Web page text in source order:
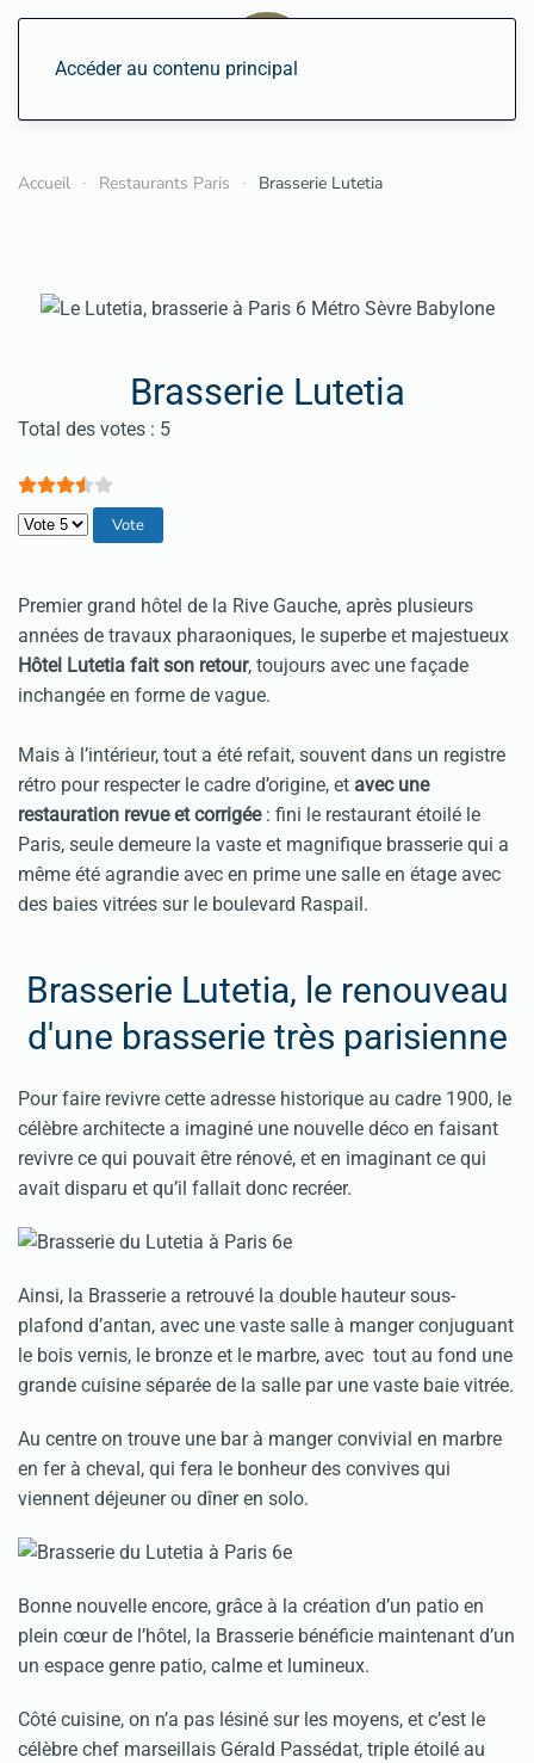
Accéder au contenu principal
Accueil Restaurants Paris Brasserie Lutetia
Brasserie Lutetia
Vote utilisateur:3.5
Total des votes : 5
Veuillez voter
Premier grand hôtel de la Rive Gauche, après plusieurs
années de travaux pharaoniques, le superbe et majestueux
Hôtel Lutetia fait son retour, toujours avec une façade
inchangée en forme de vague.
Mais à l’intérieur, tout a été refait, souvent dans un registre
rétro pour respecter le cadre d’origine, et avec une
restauration revue et corrigée: fini le restaurant étoilé le
Paris, seule demeure la vaste et magnifique brasserie qui a
même été agrandie avec en prime une salle en étage avec
des baies vitrées sur le boulevard Raspail.
Brasserie Lutetia, le renouveau
d'une brasserie très parisienne
Pour faire revivre cette adresse historique au cadre 1900, le
célèbre architecte a imaginé une nouvelle déco en faisant
revivre ce qui pouvait être rénové, et en imaginant ce qui
avait disparu et qu’il fallait donc recréer.
Ainsi, la Brasserie a retrouvé la double hauteur sous-
plafond d’antan, avec une vaste salle à manger conjuguant
le bois vernis, le bronze et le marbre, avec tout au fond une
grande cuisine séparée de la salle par une vaste baie vitrée.
Au centre on trouve une bar à manger convivial en marbre
en fer à cheval, qui fera le bonheur des convives qui
viennent déjeuner ou dîner en solo.
Bonne nouvelle encore, grâce à la création d’un patio en
plein cœur de l’hôtel, la Brasserie bénéficie maintenant d’un
un espace genre patio, calme et lumineux.
Côté cuisine, on n’a pas lésiné sur les moyens, et c’est le
célèbre chef marseillais Gérald Passédat, triple étoilé au